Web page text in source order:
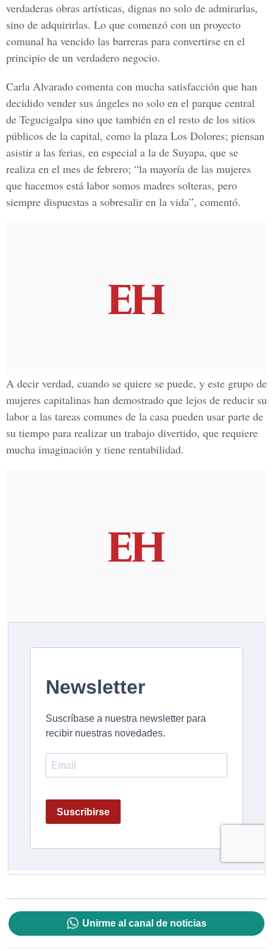
verdaderas obras artísticas, dignas no solo de admirarlas,
sino de adquirirlas. Lo que comenzó con un proyecto
comunal ha vencido las barreras para convertirse en el
principio de un verdadero negocio.
Carla Alvarado comenta con mucha satisfacción que han
decidido vender sus ángeles no solo en el parque central
de Tegucigalpa sino que también en el resto de los sitios
públicos de la capital, como la plaza Los Dolores; piensan
asistir a las ferias, en especial a la de Suyapa, que se
realiza en el mes de febrero; “la mayoría de las mujeres
que hacemos está labor somos madres solteras, pero
siempre dispuestas a sobresalir en la vida”, comentó.
A decir verdad, cuando se quiere se puede, y este grupo de
mujeres capitalinas han demostrado que lejos de reducir su
labor a las tareas comunes de la casa pueden usar parte de
su tiempo para realizar un trabajo divertido, que requiere
mucha imaginación y tiene rentabilidad.
Unirme al canal de noticias